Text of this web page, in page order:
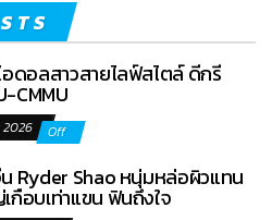
อดอลสาวสายไลฟ์สไตล์ ดีกรี
CMMU
2026 Off
Ryder Shao หนุ่มหล่อผิวแทน
กือบเท่าแขน ฟินถึงใจ